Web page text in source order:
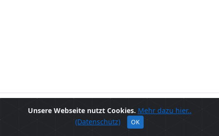
© 2020 - Alma Hoppes Lustspielhaus
Ansprechpartner Impressum
Unsere Webseite nutzt Cookies. Mehr dazu hier..
(Datenschutz)
OK